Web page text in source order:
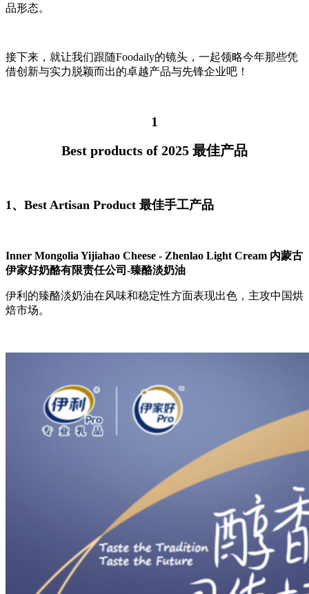
品形态。
接下来，就让我们跟随Foodaily的镜头，一起领略今年那些凭
借创新与实力脱颖而出的卓越产品与先锋企业吧！
1
Best products of 2025 最佳产品
1、Best Artisan Product 最佳手工产品
Inner Mongolia Yijiahao Cheese - Zhenlao Light Cream 内蒙古
伊家好奶酪有限责任公司 -臻酪淡奶油
伊利的臻酪淡奶油在风味和稳定性方面表现出色，主攻中国烘
焙市场。